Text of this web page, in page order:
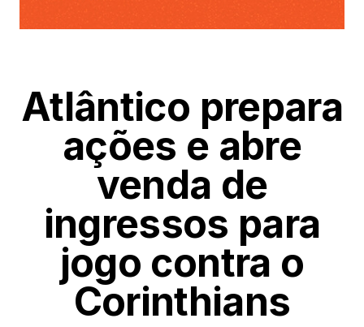
Atlântico prepara
ações e abre
venda de
ingressos para
jogo contra o
Corinthians